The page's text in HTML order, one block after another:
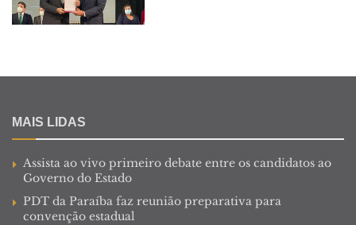
MAIS LIDAS
Assista ao vivo primeiro debate entre os candidatos ao
Governo do Estado
PDT da Paraíba faz reunião preparativa para
convenção estadual